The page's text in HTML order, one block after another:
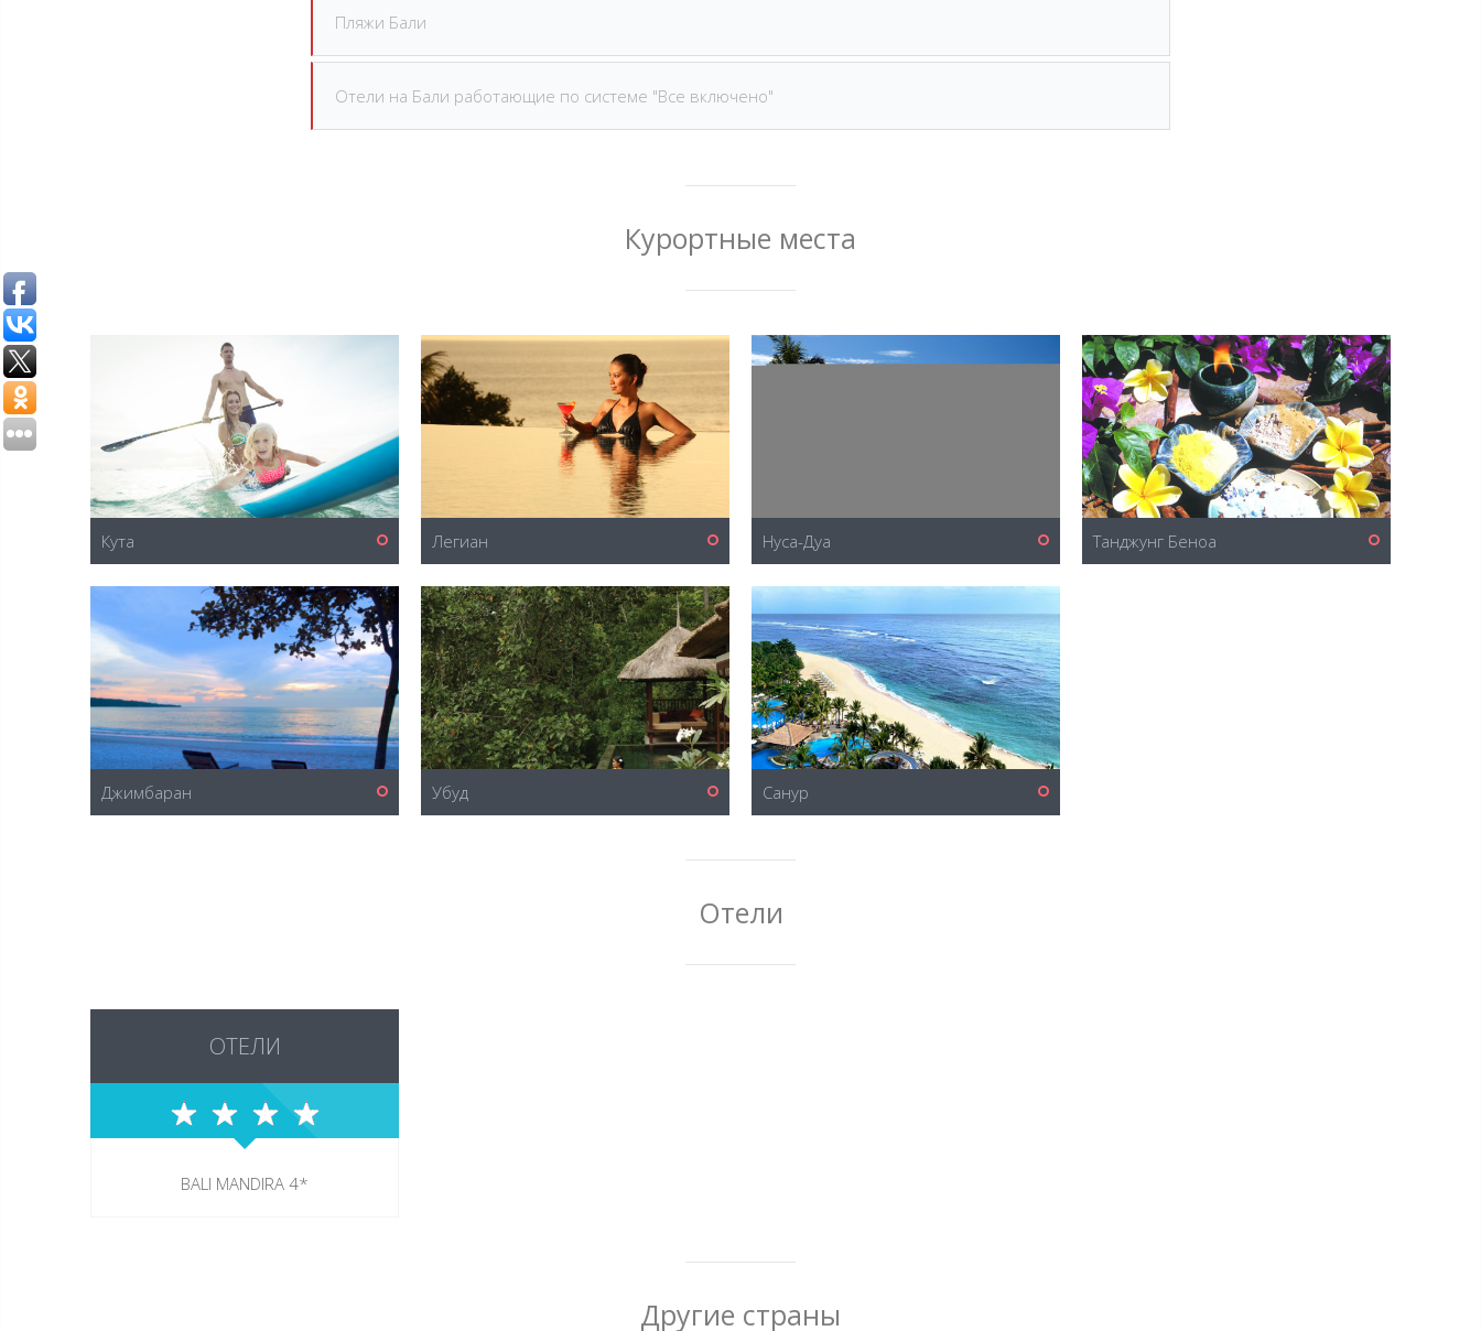
Пляжи Бали
Отели на Бали работающие по системе "Все включено"
Курортные места
Кута Легиан Нуса-Дуа Танджунг Беноа
Джимбаран Убуд Санур
Отели
ОТЕЛИ
BALI MANDIRA 4*
Другие страны